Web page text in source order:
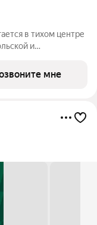
в тихом центре
и
шаговой
мне